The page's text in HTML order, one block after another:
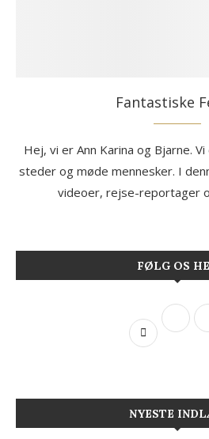
Fantastiske
Hej, vi er Ann Karina og Bjarne.
steder og møde mennesker. I
videoer, rejse-reportager
FØLG OS
NYESTE